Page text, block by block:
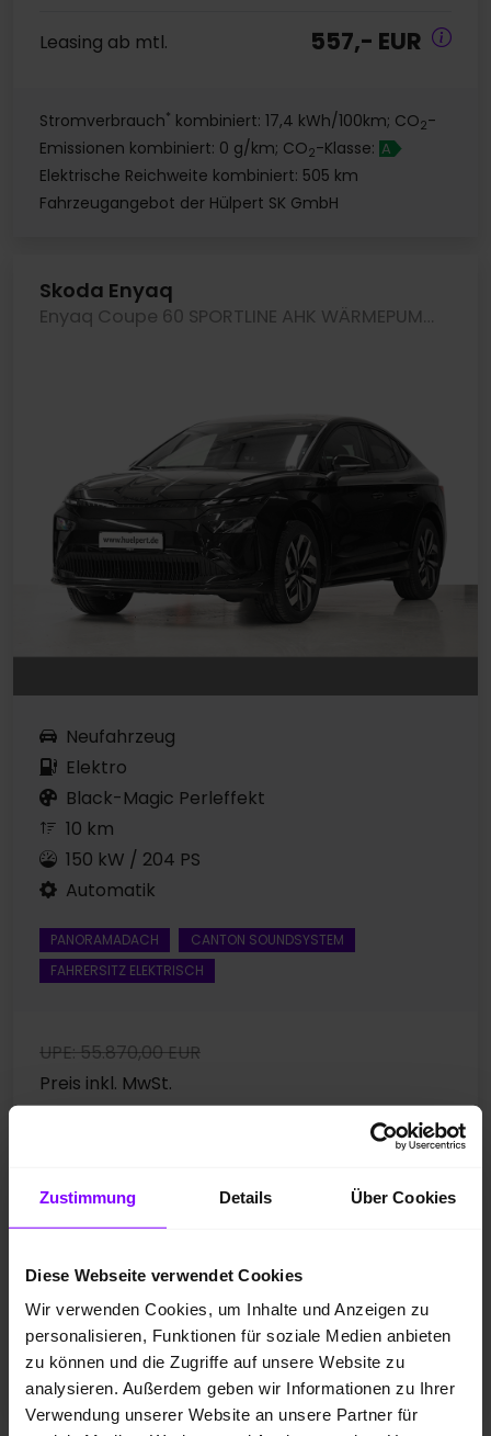
Zustimmung Details Über Cookies
Diese Webseite verwendet Cookies
Wir verwenden Cookies, um Inhalte und Anzeigen zu
personalisieren, Funktionen für soziale Medien anbieten
zu können und die Zugriffe auf unsere Website zu
analysieren. Außerdem geben wir Informationen zu Ihrer
Verwendung unserer Website an unsere Partner für
Leasing ab mtl. 557,- EUR
Stromverbrauch* kombiniert: 17,4 kWh/100km; CO2-
Emissionen kombiniert: 0 g/km; CO2-Klasse: A
Elektrische Reichweite kombiniert: 505 km
Fahrzeugangebot der Hülpert SK GmbH
Skoda Enyaq
Enyaq Coupe 60 SPORTLINE AHK WÄRMEPUMPE 360CAM
Neufahrzeug
Elektro
Black-Magic Perleffekt
10 km
150 kW / 204 PS
Automatik
PANORAMADACH
CANTON SOUNDSYSTEM
FAHRERSITZ ELEKTRISCH
UPE: 55.870,00 EUR
Preis inkl. MwSt.
Leasing ab mtl. 425,- EUR
*
Emissionen kombiniert: 0 g/km; CO2 -Klasse:A
Elektrische Reichweite kombiniert: 427 km
Fahrzeugangebot der Hülpert SK GmbH